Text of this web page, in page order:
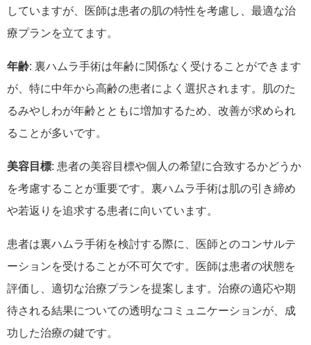
していますが、医師は患者の肌の特性を考慮し、最適な治
療プランを立てます。
年齢: 裏ハムラ手術は年齢に関係なく受けることができます
が、特に中年から高齢の患者によく選択されます。肌のた
るみやしわが年齢とともに増加するため、改善が求められ
ることが多いです。
美容目標: 患者の美容目標や個人の希望に合致するかどうか
を考慮することが重要です。裏ハムラ手術は肌の引き締め
や若返りを追求する患者に向いています。
患者は裏ハムラ手術を検討する際に、医師とのコンサルテ
ーションを受けることが不可欠です。医師は患者の状態を
評価し、適切な治療プランを提案します。治療の適応や期
待される結果についての透明なコミュニケーションが、成
功した治療の鍵です。